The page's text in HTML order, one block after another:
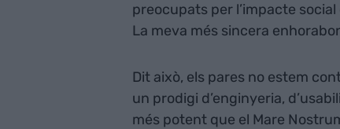
preocupats per l’impacte
La meva més sincera
Dit això, els pares no estem
un prodigi d’enginyeria,
més potent que el Mare